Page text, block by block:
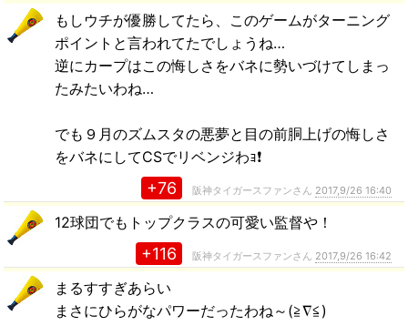
もしウチが優勝してたら、このゲームがターニング
ポイントと言われてたでしょうね…
逆にカープはこの悔しさをバネに勢いづけてしまっ
たみたいわね…
でも９月のズムスタの悪夢と目の前胴上げの悔しさ
をバネにしてCSでリベンジわｮ❗
+76 阪神タイガースファンさん 2017,9/26 16:40
12球団でもトップクラスの可愛い監督や！
+116 阪神タイガースファンさん 2017,9/26 16:42
まるすすぎあらい
まさにひらがなパワーだったわね～(≧∇≦)